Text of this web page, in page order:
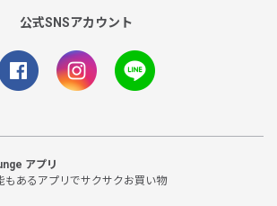
公式SNSアカウント
アプリ
もあるアプリでサクサクお買い物